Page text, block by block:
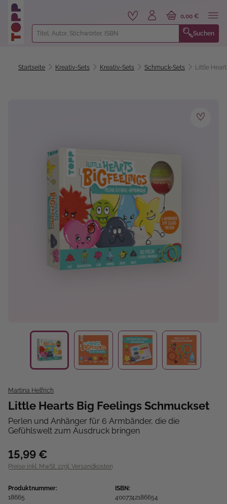
springen
Suchen
0,00 €
Startseite Kreativ-Sets Kreativ-Sets Schmuck-Sets Little
Martina Helfrich
Little Hearts Big Feelings Schmuckset
Perlen und Anhänger für 6 Armbänder, die die
Gefühlswelt zum Ausdruck bringen
15,99 €
Preise inkl. MwSt. zzgl. Versandkosten
Produktnummer:
18665
ISBN:
4007742186654